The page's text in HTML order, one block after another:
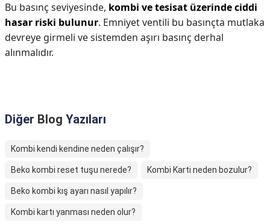
Bu basınç seviyesinde, kombi ve tesisat üzerinde ciddi
hasar riski bulunur. Emniyet ventili bu basınçta mutlaka
devreye girmeli ve sistemden aşırı basınç derhal
alınmalıdır.
Diğer Blog Yazıları
Kombi kendi kendine neden çalışır?
Beko kombi reset tuşu nerede? Kombi Karti neden bozulur?
Beko kombi kış ayarı nasıl yapılır?
Kombi kartı yanması neden olur?